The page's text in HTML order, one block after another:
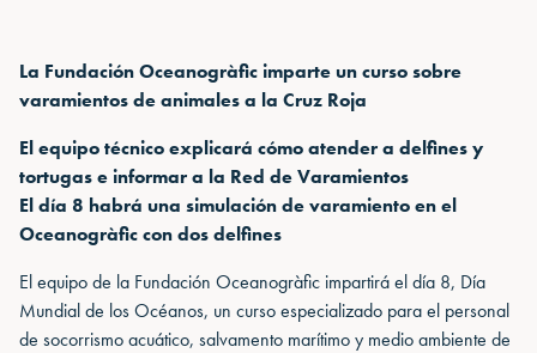
La Fundación Oceanogràfic imparte un curso sobre
varamientos de animales a la Cruz Roja
El equipo técnico explicará cómo atender a delfines y
tortugas e informar a la Red de Varamientos
El día 8 habrá una simulación de varamiento en el
Oceanogràfic con dos delfines
El equipo de la Fundación Oceanogràfic impartirá el día 8, Día
Mundial de los Océanos, un curso especializado para el personal
de socorrismo acuático, salvamento marítimo y medio ambiente de